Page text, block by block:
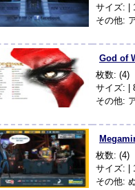
サイズ: |
その他:
God of
枚数: (4)
サイズ: |
その他:
枚数: (4)
サイズ: |
その他: